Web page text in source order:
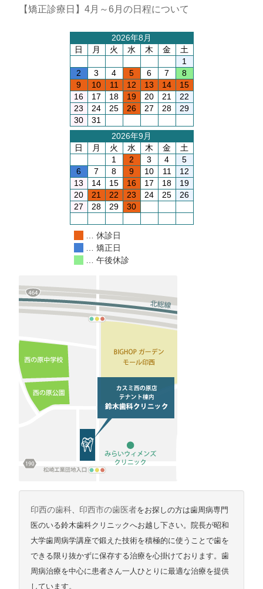
【矯正診療日】4月～6月の日程について
2026年8月
日
月 火 水 木 金
土
1
2
3 4 5 6 7
8
9
10 11 12 13 14
15
16
17 18 19 20 21
22
23
24 25 26 27 28
29
30
31
2026年9月
日
月 火 水 木 金
土
1
2 3 4
5
6
7 8 9 10 11
12
13
14 15 16 17 18
19
20
21 22 23 24 25
26
27
28 29 30
… 休診日
… 矯正日
… 午後休診
印西の歯科、 印西市の歯医者をお探しの方は歯周病専門
医のいる鈴木歯科クリニックへお越し下さい。院長が昭和
大学歯周病学講座で鍛えた技術を積極的に使うことで歯を
できる限り抜かずに保存する治療を心掛けております。歯
周病治療を中心に患者さん一人ひとりに最適な治療を提供
しています。